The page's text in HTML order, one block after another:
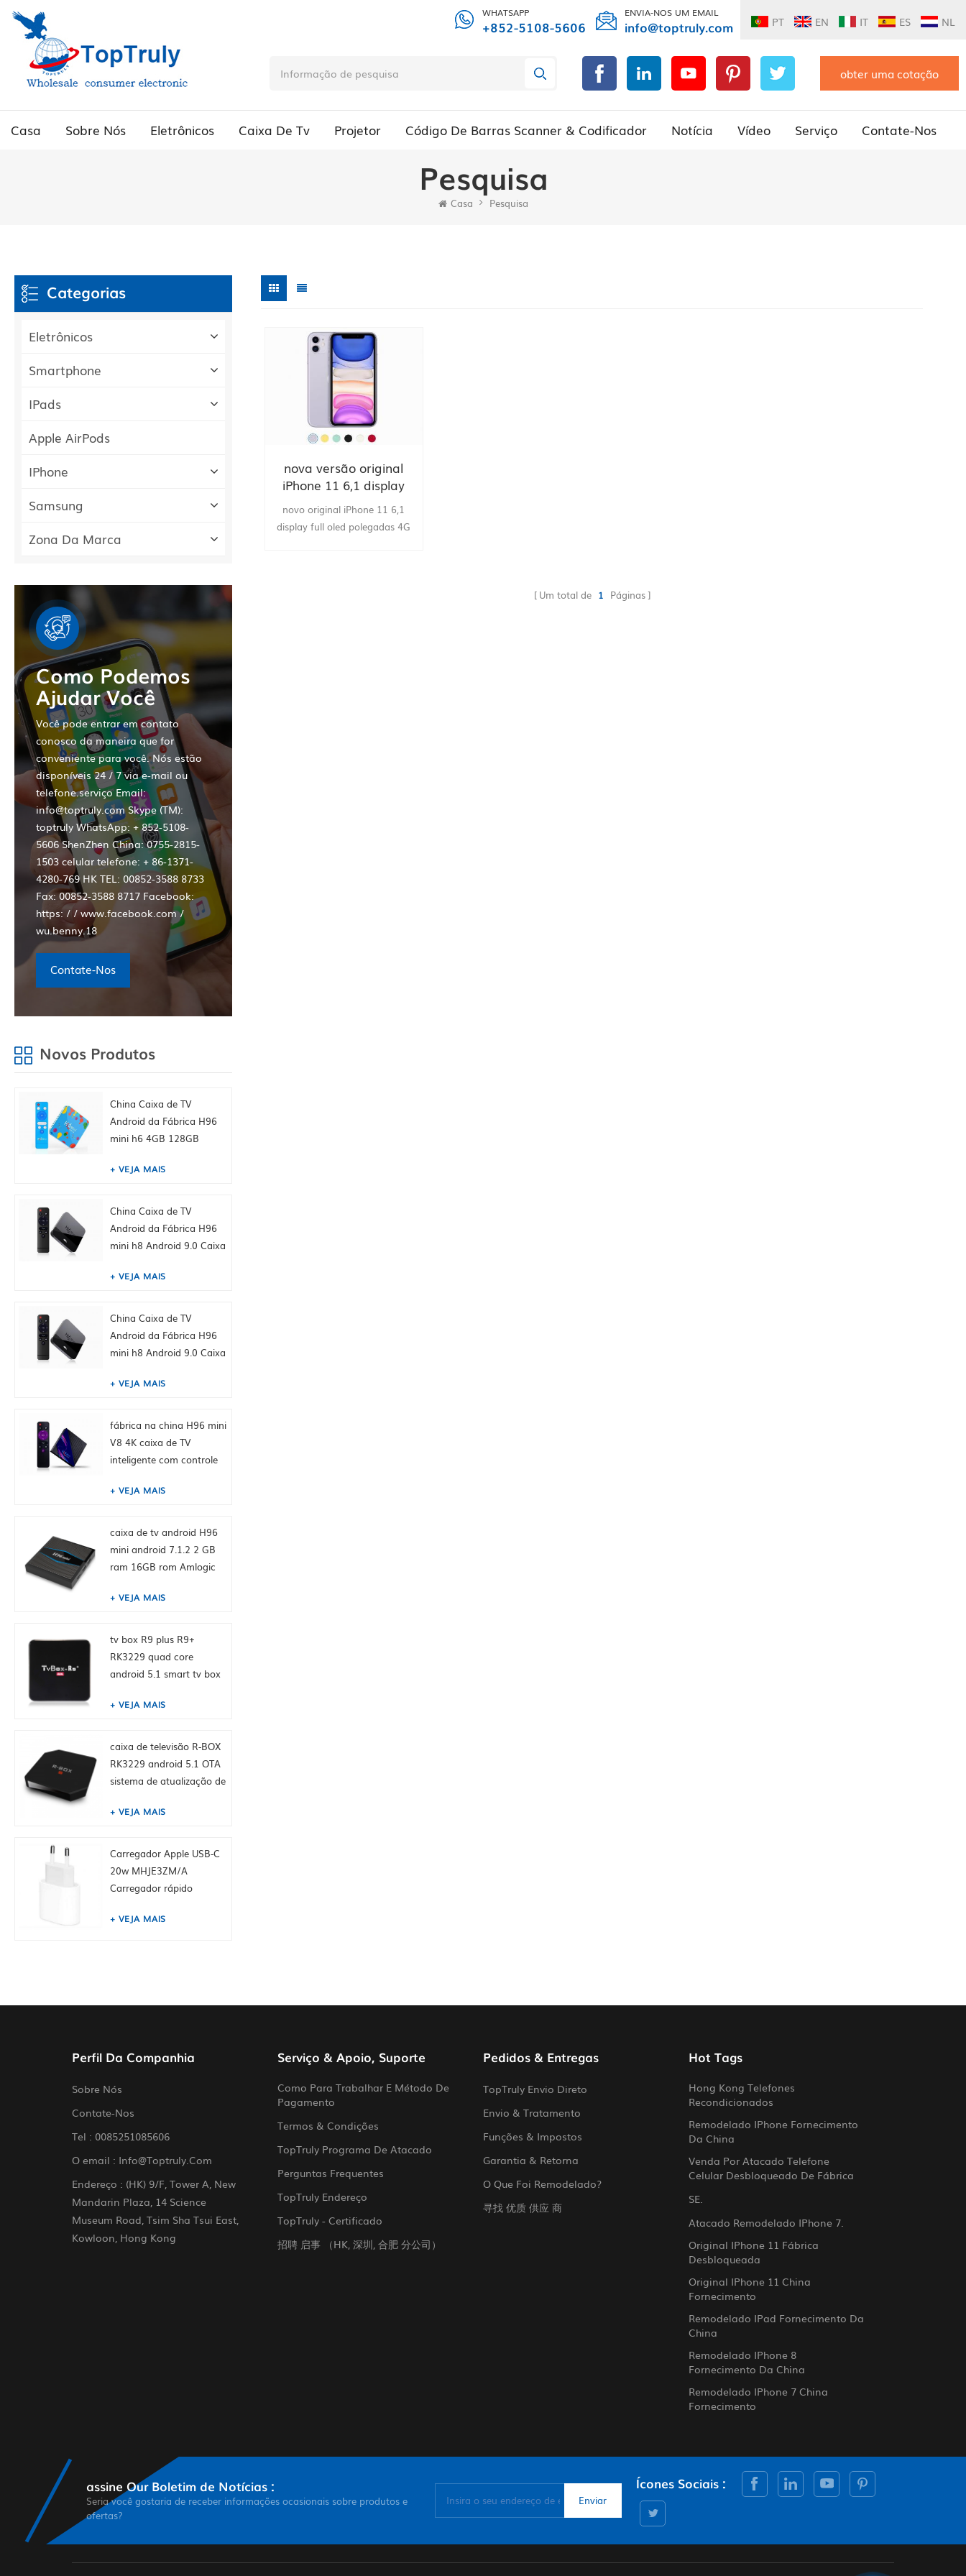
PT EN IT ES NL
WHATSAPP
+852-5108-5606
ENVIA-NOS UM EMAIL
info@toptruly.com
obter uma cotação
Casa Sobre Nós Eletrônicos Caixa De Tv Projetor Código De Barras Scanner & Codificador Notícia Vídeo Serviço Contate-Nos
Pesquisa
Casa Pesquisa
nova versão original
iPhone 11 6,1 display
full oled polegadas 4G
LTE Câmera dupla
telefone inteligente 64 /
novo original iPhone 11 6,1
display full oled polegadas 4G
Um total de 1 Páginas
Categorias
Eletrônicos
Smartphone
IPads
Apple AirPods
IPhone
Samsung
Zona Da Marca
Como Podemos
Ajudar Você
Você pode entrar em contato
conosco da maneira que for
conveniente para você. Nós estão
disponíveis 24 / 7 via e-mail ou
telefone.serviço Email:
info@toptruly.com Skype (TM):
toptruly WhatsApp: + 852-5108-
5606 ShenZhen China: 0755-2815-
1503 celular telefone: + 86-1371-
4280-769 HK TEL: 00852-3588 8733
Fax: 00852-3588 8717 Facebook:
https: / / www.facebook.com /
wu.benny.18
Contate-Nos
Novos Produtos
China Caixa de TV
Android da Fábrica H96
mini h6 4GB 128GB
Quad Núcleo 6K H265
topo, embutido Tiktok
China fábrica hk
fornecem
VEJA MAIS
China Caixa de TV
Android da Fábrica H96
mini h8 Android 9.0 Caixa
WiFi 2.4 / 5.0g BT4.0, 1GB
China fábrica hk
fornecem
VEJA MAIS
China Caixa de TV
Android da Fábrica H96
mini h8 Android 9.0 Caixa
WiFi 2.4 / 5.0g BT4.0, 2GB
China fábrica hk
fornecem
VEJA MAIS
fábrica na china H96 mini
V8 4K caixa de TV
inteligente com controle
RK3228A Quad-core
integrado TikTok
VEJA MAIS
caixa de tv android H96
mini android 7.1.2 2 GB
ram 16GB rom Amlogic
VEJA MAIS
tv box R9 plus R9+
RK3229 quad core
android 5.1 smart tv box
VEJA MAIS
caixa de televisão R-BOX
RK3229 android 5.1 OTA
sistema de atualização de
VEJA MAIS
Carregador Apple USB-C
20w MHJE3ZM/A
Carregador rápido
VEJA MAIS
Perfil Da Companhia
Sobre Nós
Contate-Nos
Tel : 0085251085606
O email : Info@toptruly.com
Endereço : (HK) 9/F, Tower A, New
Mandarin Plaza, 14 Science
Museum Road, Tsim Sha Tsui East,
Kowloon, Hong Kong
Serviço & Apoio, Suporte
Como Para Trabalhar E Método De
Pagamento
Termos & Condições
TopTruly Programa De Atacado
Perguntas Frequentes
TopTruly Endereço
TopTruly - Certificado
招聘 启事 （HK, 深圳, 合肥 分公司）
Pedidos & Entregas
TopTruly Envio Direto
Envio & Tratamento
Funções & Impostos
Garantia & Retorna
O Que Foi Remodelado?
寻找 优质 供应 商
Hot Tags
Hong Kong Telefones
Recondicionados
Remodelado IPhone Fornecimento
Da China
Venda Por Atacado Telefone
Celular Desbloqueado De Fábrica
SE.
Atacado Remodelado IPhone 7.
Original IPhone 11 Fábrica
Desbloqueada
Original IPhone 11 China
Fornecimento
Remodelado IPad Fornecimento Da
China
Remodelado IPhone 8
Fornecimento Da China
Remodelado IPhone 7 China
Fornecimento
assine Our Boletim de Notícias :
Seria você gostaria de receber informações ocasionais sobre produtos e
ofertas?
Ícones Sociais :